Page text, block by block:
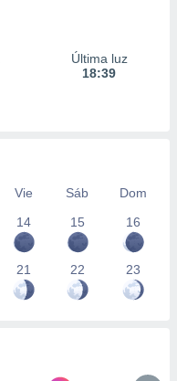
Última luz
18:39
Vie Sáb
Dom
14 15 16
21 22 23